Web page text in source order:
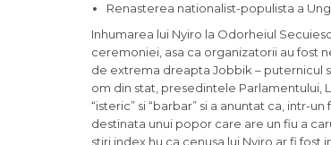
Renasterea nationalist-populista a
Inhumarea lui Nyiro la Odorheiul
ceremoniei, asa ca organizatorii au fost
de extrema dreapta Jobbik – puternicul
om din stat, presedintele Parlamentului,
“isteric” si “barbar” si a anuntat ca, intr-
destinata unui popor care are un fiu a
stiri index.hu ca cenusa lui Nyiro ar fi fost